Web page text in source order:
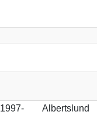
1997-
Albertslund